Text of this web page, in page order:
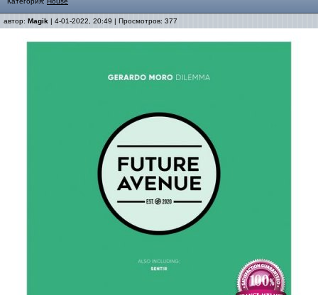
автор: Magik | 4-01-2022, 20:49 | Просмотров: 377